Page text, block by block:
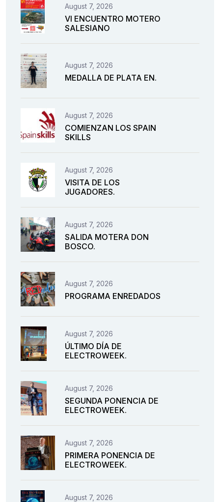
August 7, 2026
VI ENCUENTRO MOTERO
SALESIANO
August 7, 2026
MEDALLA DE PLATA EN.
August 7, 2026
COMIENZAN LOS SPAIN
SKILLS
August 7, 2026
VISITA DE LOS
JUGADORES.
August 7, 2026
SALIDA MOTERA DON
BOSCO.
August 7, 2026
PROGRAMA ENREDADOS
August 7, 2026
ÚLTIMO DÍA DE
ELECTROWEEK.
August 7, 2026
SEGUNDA PONENCIA DE
ELECTROWEEK.
August 7, 2026
PRIMERA PONENCIA DE
ELECTROWEEK.
August 7, 2026